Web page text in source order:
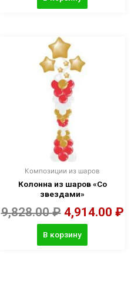
Композиции из шаров
Колонна из шаров «Со
звездами»
9,828.00₽ 4,914.00 ₽
В корзину